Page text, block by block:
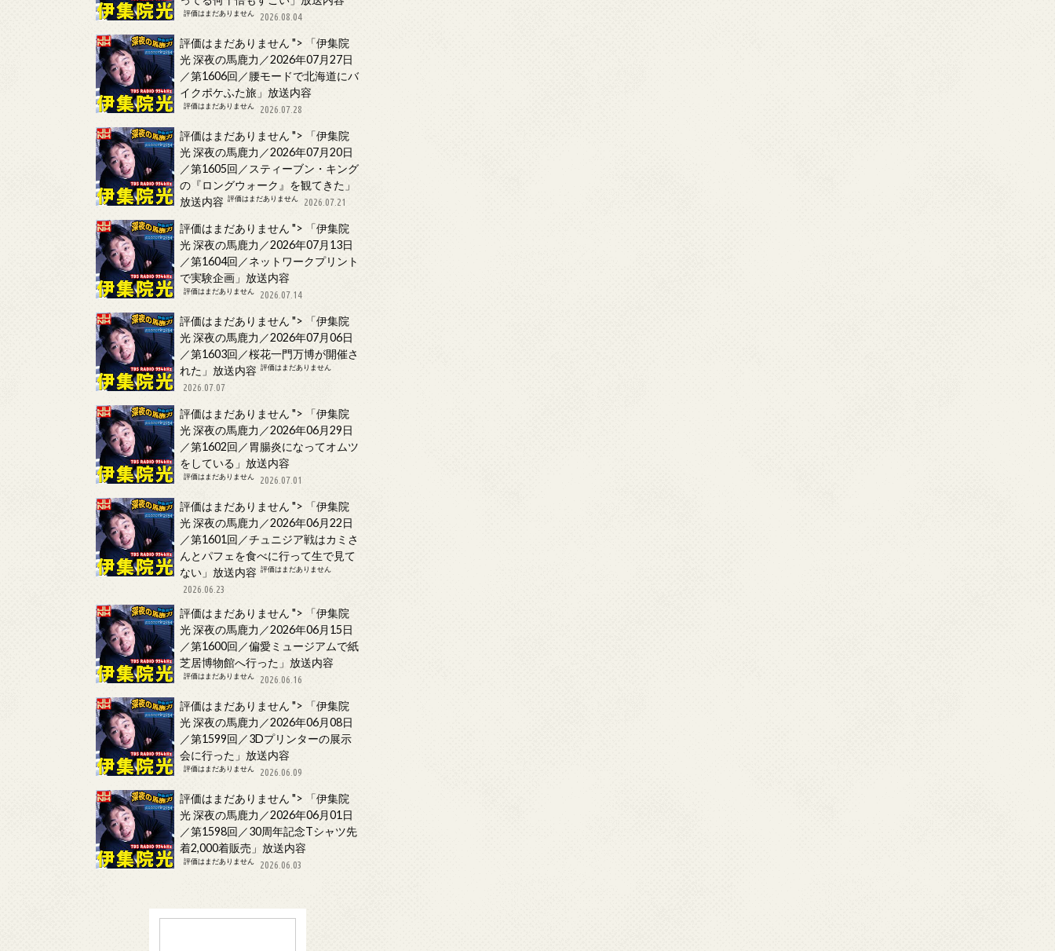
評価はまだありません 2026.08.04
評価はまだありません ">
「伊集院
光 深夜の馬鹿力／2026年07月27日
／第1606回／腰モードで北海道にバ
イクポケふた旅」放送内容
評価はまだありません 2026.07.28
評価はまだありません ">
「伊集院
光 深夜の馬鹿力／2026年07月20日
／第1605回／スティーブン・キング
の『ロングウォーク』を観てきた」
放送内容 評価はまだありません 2026.07.21
評価はまだありません ">
「伊集院
光 深夜の馬鹿力／2026年07月13日
／第1604回／ネットワークプリント
で実験企画」放送内容
評価はまだありません 2026.07.14
評価はまだありません ">
「伊集院
光 深夜の馬鹿力／2026年07月06日
／第1603回／桜花一門万博が開催さ
れた」放送内容 評価はまだありません
2026.07.07
評価はまだありません ">
「伊集院
光 深夜の馬鹿力／2026年06月29日
／第1602回／胃腸炎になってオムツ
をしている」放送内容
評価はまだありません 2026.07.01
評価はまだありません ">
「伊集院
光 深夜の馬鹿力／2026年06月22日
／第1601回／チュニジア戦はカミさ
んとパフェを食べに行って生で見て
ない」放送内容 評価はまだありません
2026.06.23
評価はまだありません ">
「伊集院
光 深夜の馬鹿力／2026年06月15日
／第1600回／偏愛ミュージアムで紙
芝居博物館へ行った」放送内容
評価はまだありません 2026.06.16
評価はまだありません ">
「伊集院
光 深夜の馬鹿力／2026年06月08日
／第1599回／3Dプリンターの展示
会に行った」放送内容
評価はまだありません 2026.06.09
評価はまだありません ">
「伊集院
光 深夜の馬鹿力／2026年06月01日
／第1598回／30周年記念Tシャツ先
着2,000着販売」放送内容
評価はまだありません 2026.06.03